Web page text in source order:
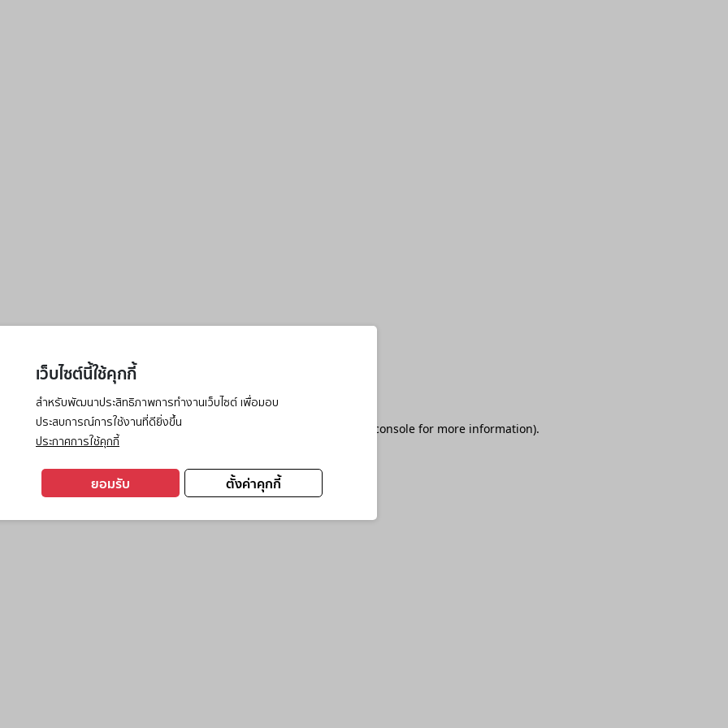
เว็บไซต์นี้ใช้คุกกี้
สำหรับพัฒนาประสิทธิภาพการทำงานเว็บไซต์ เพื่อมอบ
ประสบการณ์การใช้งานที่ดียิ่งขึ้น
ประกาศการใช้คุกกี้
ตั้งค่าคุกกี้
ยอมรับ
has occurred while loading browser console for more information).